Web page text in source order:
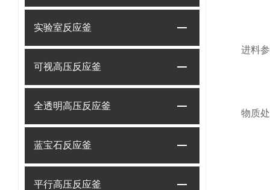
实验室反应釜
可视高压反应釜
全透明高压反应釜
蓝宝石反应釜
平行高压反应釜
进料
物质